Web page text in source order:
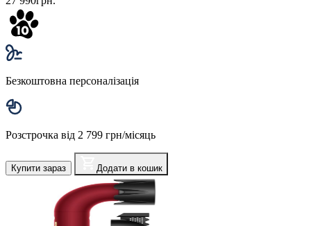
Безкоштовна персоналізація
Розстрочка від 2 799 грн/місяць
Купити зараз Додати в кошик